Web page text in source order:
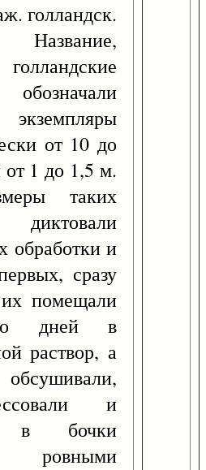
обозначали
от 10 до
1 до 1,5 м.
таких
обработки и
сразу
помещали
дней в
раствор, а
и
в бочки
ровными